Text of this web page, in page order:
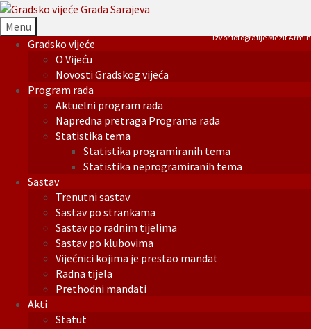
Menu
Gradsko vijeće
O Vijeću
Novosti Gradskog vijeća
Program rada
Aktuelni program rada
Napredna pretraga Programa rada
Statistika tema
Statistika programiranih tema
Statistika neprogramiranih tema
Sastav
Trenutni sastav
Sastav po strankama
Sastav po radnim tijelima
Sastav po klubovima
Vijećnici kojima je prestao mandat
Radna tijela
Prethodni mandati
Akti
Statut
Izvor fotografije Mezit Armin